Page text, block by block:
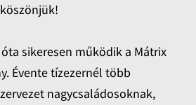
sikeresen működik a Mátrix
Évente tízezernél több
nagycsaládosoknak,